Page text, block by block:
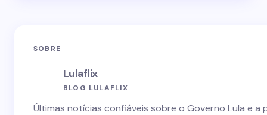
SOBRE
Lulaflix
BLOG LULAFLIX
Últimas notícias confiáveis sobre o Governo Lula e